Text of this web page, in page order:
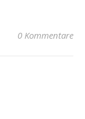
0 Kommentare